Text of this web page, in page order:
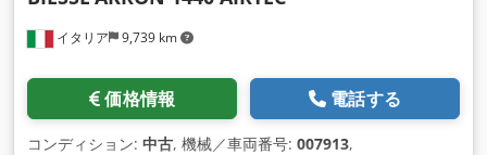
イタリア 9,739 km
価格情報 電話する
コンディション: 中古, 機械／車両番号: 007913,